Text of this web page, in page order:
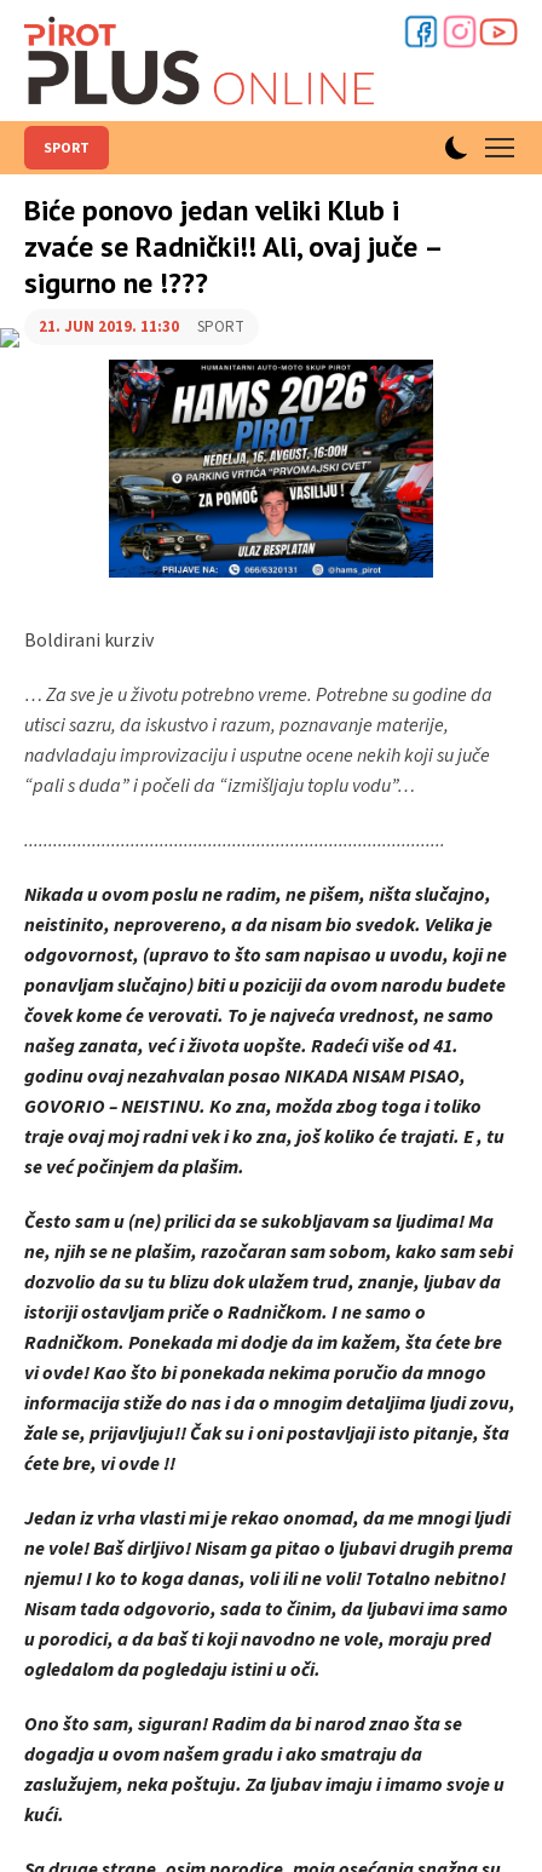
SPORT
Biće ponovo jedan veliki Klub i
zvaće se Radnički!! Ali, ovaj juče –
sigurno ne !???
21. JUN 2019. 11:30 SPORT
Boldirani kurziv
… Za sve je u životu potrebno vreme. Potrebne su godine da
utisci sazru, da iskustvo i razum, poznavanje materije,
nadvladaju improvizaciju i usputne ocene nekih koji su juče
“pali s duda” i počeli da “izmišljaju toplu vodu”…
.......................................................................................
Nikada u ovom poslu ne radim, ne pišem, ništa slučajno,
neistinito, neprovereno, a da nisam bio svedok. Velika je
odgovornost, (upravo to što sam napisao u uvodu, koji ne
ponavljam slučajno) biti u poziciji da ovom narodu budete
čovek kome će verovati. To je najveća vrednost, ne samo
našeg zanata, već i života uopšte. Radeći više od 41.
godinu ovaj nezahvalan posao NIKADA NISAM PISAO,
GOVORIO – NEISTINU. Ko zna, možda zbog toga i toliko
traje ovaj moj radni vek i ko zna, još koliko će trajati. E , tu
se već počinjem da plašim.
Često sam u (ne) prilici da se sukobljavam sa ljudima! Ma
ne, njih se ne plašim, razočaran sam sobom, kako sam sebi
dozvolio da su tu blizu dok ulažem trud, znanje, ljubav da
istoriji ostavljam priče o Radničkom. I ne samo o
Radničkom. Ponekada mi dodje da im kažem, šta ćete bre
vi ovde! Kao što bi ponekada nekima poručio da mnogo
informacija stiže do nas i da o mnogim detaljima ljudi zovu,
žale se, prijavljuju!! Čak su i oni postavljaji isto pitanje, šta
ćete bre, vi ovde !!
Jedan iz vrha vlasti mi je rekao onomad, da me mnogi ljudi
ne vole! Baš dirljivo! Nisam ga pitao o ljubavi drugih prema
njemu! I ko to koga danas, voli ili ne voli! Totalno nebitno!
Nisam tada odgovorio, sada to činim, da ljubavi ima samo
u porodici, a da baš ti koji navodno ne vole, moraju pred
ogledalom da pogledaju istini u oči.
Ono što sam, siguran! Radim da bi narod znao šta se
dogadja u ovom našem gradu i ako smatraju da
zaslužujem, neka poštuju. Za ljubav imaju i imamo svoje u
kući.